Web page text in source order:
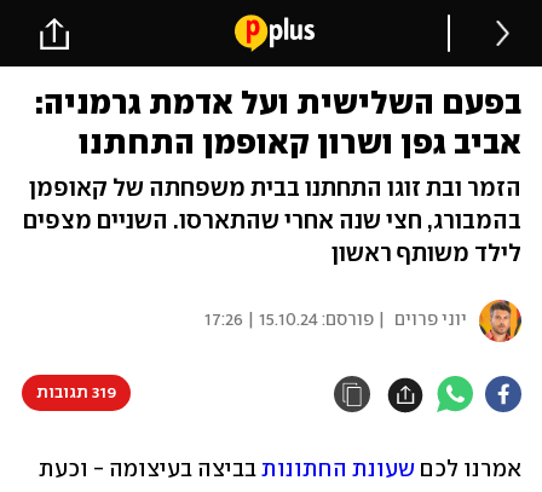
בפעם השלישית ועל אדמת גרמניה:
אביב גפן ושרון קאופמן התחתנו
הזמר ובת זוגו התחתנו בבית משפחתה של קאופמן
בהמבורג, חצי שנה אחרי שהתארסו. השניים מצפים
לילד משותף ראשון
יוני פרוים | פורסם:15.10.24 | 17:26
319 תגובות
אמרנו לכם שעונת החתונות